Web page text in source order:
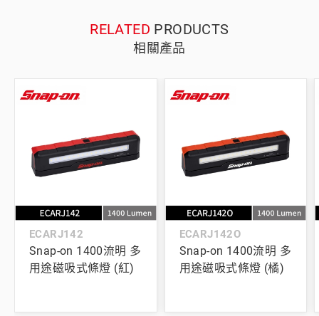
RELATED PRODUCTS
相關產品
ECARJ142
Snap-on 1400流明 多
用途磁吸式條燈 (紅)
ECARJ142O
Snap-on 1400流明 多
用途磁吸式條燈 (橘)